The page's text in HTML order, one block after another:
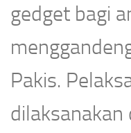
gedget bagi
Pakis.
dilaksanakan